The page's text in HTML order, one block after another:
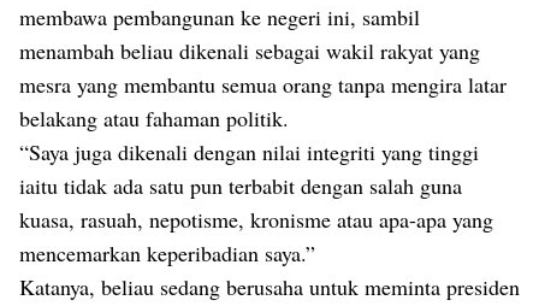
membawa pembangunan ke negeri ini, sambil
menambah beliau dikenali sebagai wakil rakyat yang
mesra yang membantu semua orang tanpa mengira latar
belakang atau fahaman politik.
“Saya juga dikenali dengan nilai integriti yang tinggi
iaitu tidak ada satu pun terbabit dengan salah guna
kuasa, rasuah, nepotisme, kronisme atau apa-apa yang
mencemarkan keperibadian saya.”
Katanya, beliau sedang berusaha untuk meminta presiden